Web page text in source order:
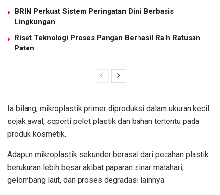
BRIN Perkuat Sistem Peringatan Dini Berbasis
Lingkungan
Riset Teknologi Proses Pangan Berhasil Raih Ratusan
Paten
Ia bilang, mikroplastik primer diproduksi dalam ukuran kecil
sejak awal, seperti pelet plastik dan bahan tertentu pada
produk kosmetik.
Adapun mikroplastik sekunder berasal dari pecahan plastik
berukuran lebih besar akibat paparan sinar matahari,
gelombang laut, dan proses degradasi lainnya.